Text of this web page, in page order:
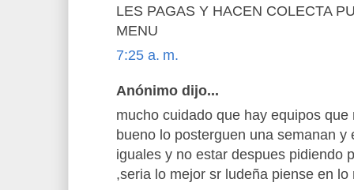
LES PAGAS Y HACEN COLECTA
MENU
7:25 a. m.
Anónimo dijo...
mucho cuidado que hay equipos
bueno lo posterguen una semanan y
iguales y no estar despues pidiendo
,seria lo mejor sr ludeña piense en lo